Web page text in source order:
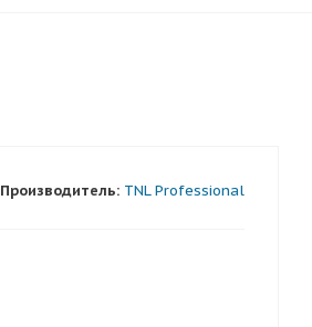
Производитель: TNL Professional